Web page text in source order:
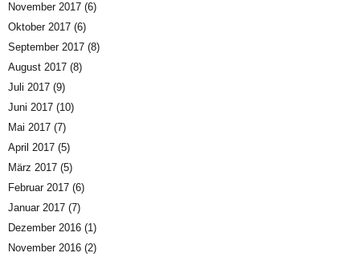
November 2017 (6)
Oktober 2017 (6)
September 2017 (8)
August 2017 (8)
Juli 2017 (9)
Juni 2017 (10)
Mai 2017 (7)
April 2017 (5)
März 2017 (5)
Februar 2017 (6)
Januar 2017 (7)
Dezember 2016 (1)
November 2016 (2)